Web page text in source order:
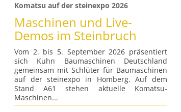
Komatsu auf der steinexpo 2026
Maschinen und Live-
Demos im Steinbruch
Vom 2. bis 5. September 2026 präsentiert
sich Kuhn Baumaschinen Deutschland
gemeinsam mit Schlüter für Baumaschinen
auf der steinexpo in Homberg. Auf dem
Stand A61 stehen aktuelle Komatsu-
Maschinen...